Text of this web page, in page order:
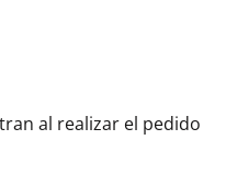
al realizar el pedido